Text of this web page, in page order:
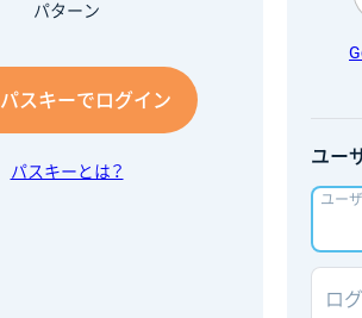
パターン
パスキーでログイン
パスキーとは？
ユー
ユー
ロ